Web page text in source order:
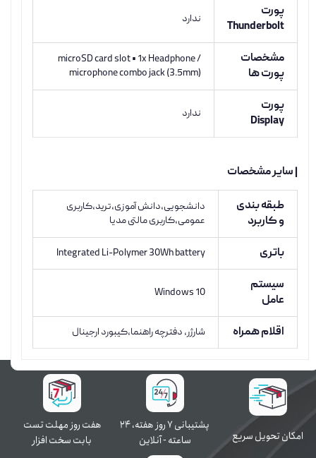
پورت
Thunderbolt
ندارد
مشخصات
پورت ها
microSD card slot • 1x Headphone /
microphone combo jack (3.5mm)
پورت
Display
ندارد
| سایر مشخصات
طبقه بندی
و کاربرد
دانشجویی،دانش آموزی،ترید،کاربری
عمومی،کاربری مالتی مدیا
باتری Integrated Li-Polymer 30Wh battery
سیستم
عامل
Windows 10
اقلام همراه شارژر، دفترچه راهنما،کیبورد ارجینال
اﻣﮑﺎن ﺗﺤﻮﯾﻞ سریع
پشتیبانی ۷ روز ﻫﻔﺘﻪ، ۲۴
ﺳﺎﻋﺘﻪ - آنلاین
هفت روز مهلت تست
بابت سخت افزار